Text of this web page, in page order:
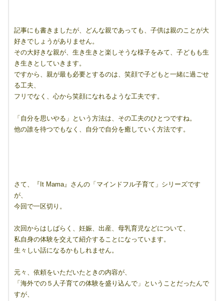
記事にも書きましたが、どんな親であっても、子供は親のことが大
好きでしょうがありません。
その大好きな親が、生き生きと楽しそうな様子をみて、子どもも生
き生きとしていきます。
ですから、親が最も必要とするのは、笑顔で子どもと一緒に過ごせ
る工夫、
フリでなく、心から笑顔になれるような工夫です。
「自分を思いやる」という方法は、その工夫のひとつですね。
他の誰を待つでもなく、自分で自分を癒していく方法です。
さて、『It Mama』さんの「マインドフル子育て」シリーズです
が、
今回で一区切り。
次回からはしばらく、妊娠、出産、母乳育児などについて、
私自身の体験を交えて紹介することになっています。
生々しい話になるかもしれません。
元々、依頼をいただいたときの内容が、
「海外での５人子育ての体験を盛り込んで」ということだったんで
すが、